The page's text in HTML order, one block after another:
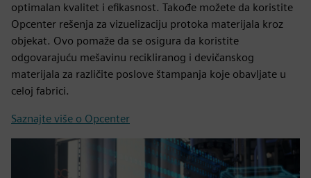
optimalan kvalitet i efikasnost. Takođe možete da koristite
Opcenter rešenja za vizuelizaciju protoka materijala kroz
objekat. Ovo pomaže da se osigura da koristite
odgovarajuću mešavinu recikliranog i devičanskog
materijala za različite poslove štampanja koje obavljate u
celoj fabrici.
Saznajte više o Opcenter